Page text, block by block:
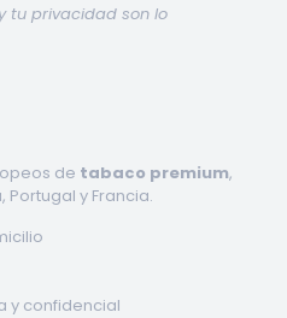
tu privacidad son lo
de tabaco premium,
y Francia.
y confidencial